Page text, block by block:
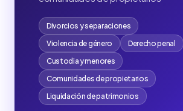
Divorcios y separaciones
Violencia de género
Derecho penal
Custodia y menores
Comunidades de propietarios
Liquidación de patrimonios